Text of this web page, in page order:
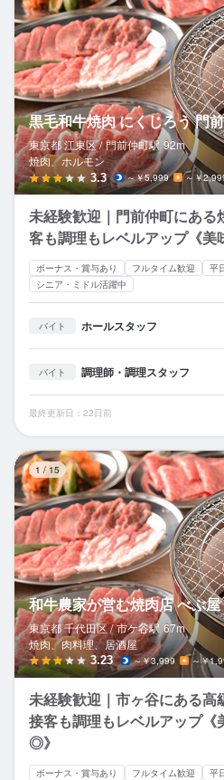
黒毛和牛焼肉 にくじろう 門
東京都 江東区 / 門前仲町駅 92m
焼肉、ホルモン
3.3 ～￥5,999 ～￥
未経験歓迎｜門前仲町にある
客も調理もレベルアップ《美
ボーナス・賞与あり フルタイム歓迎
平
シニア・ミドル活躍中
バイト ホールスタッフ
バイト 調理師・調理スタッフ
最終更新日：22日前
1 / 15
和牛農家が営む焼肉店 べぶ
東京都 千代田区 / 市ケ谷駅 67m
焼肉、肉料理、居酒屋
3.23 ～￥3,999 ～￥
未経験歓迎｜市ヶ谷にある高
接客も調理もレベルアップ《
◎》
ボーナス・賞与あり フルタイム歓迎
平